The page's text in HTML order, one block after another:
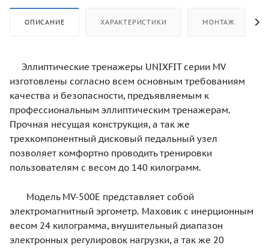
ОПИСАНИЕ ХАРАКТЕРИСТИКИ МОНТАЖ
Эллиптические тренажеры UNIXFIT серии MV
изготовлены согласно всем основным требованиям
качества и безопасности, предъявляемым к
профессиональным эллиптическим тренажерам.
Прочная несущая конструкция, а так же
трехкомпонентный дисковый педальный узел
позволяет комфортно проводить тренировки
пользователям с весом до 140 килограмм.
Модель MV-500E представляет собой
электромагнитный эргометр. Маховик с инерционным
весом 24 килограмма, внушительный диапазон
электронных регулировок нагрузки, а так же 20